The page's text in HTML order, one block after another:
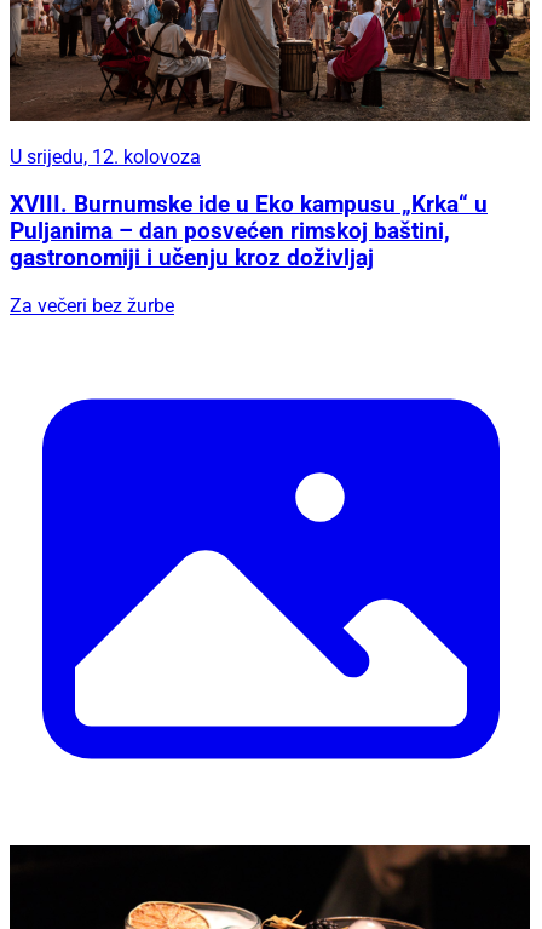
U srijedu, 12. kolovoza
XVIII. Burnumske ide u Eko kampusu „Krka“ u
Puljanima – dan posvećen rimskoj baštini,
gastronomiji i učenju kroz doživljaj
Za večeri bez žurbe